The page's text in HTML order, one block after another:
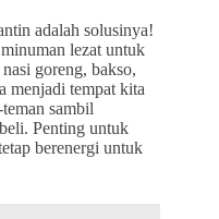
adalah solusinya!
lezat untuk
goreng, bakso,
menjadi tempat kita
sambil
Penting untuk
berenergi untuk